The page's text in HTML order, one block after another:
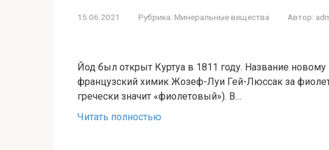
15.06.2021 Рубрика: Минеральные вещества Автор:
Йод был открыт Куртуа в 1811 году. Название
французский химик Жозеф-Луи Гей-Люссак за
гречески значит «фиолетовый»). В…
Читать полностью